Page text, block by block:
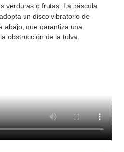
verduras o frutas. La báscula
un disco vibratorio de
abajo, que garantiza una
obstrucción de la tolva.